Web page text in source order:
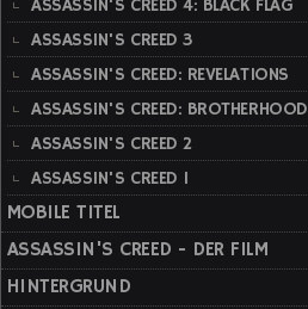
ASSASSIN'S CREED 4: BLACK FLAG
ASSASSIN'S CREED 3
ASSASSIN'S CREED: REVELATIONS
ASSASSIN'S CREED: BROTHERHOOD
ASSASSIN'S CREED 2
ASSASSIN'S CREED 1
MOBILE TITEL
ASSASSIN'S CREED - DER FILM
HINTERGRUND